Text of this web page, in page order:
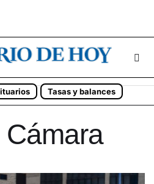
Tasas y balances
Cámara